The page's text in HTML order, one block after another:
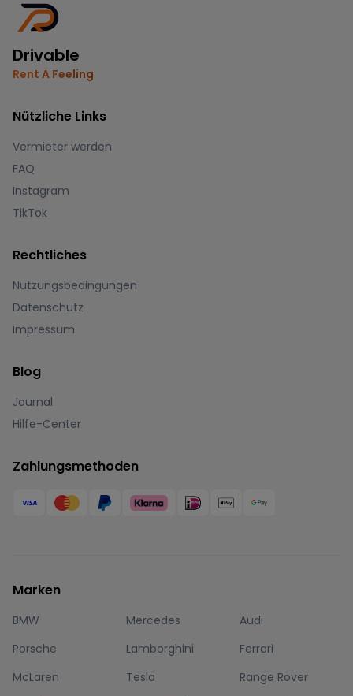
Drivable
Rent A Feeling
Nützliche Links
Vermieter werden
FAQ
Instagram
TikTok
Rechtliches
Nutzungsbedingungen
Datenschutz
Impressum
Blog
Journal
Hilfe-Center
Zahlungsmethoden
Marken
BMW Mercedes
Audi
Porsche
Lamborghini
Ferrari
McLaren
Tesla
Range Rover